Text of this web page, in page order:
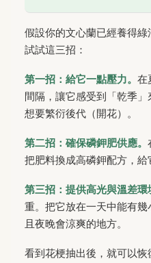
假設你的文心蘭已經養得綠
試試這三招：
第一招：給它一點壓力。 在
間隔，讓它感受到「乾季
想要繁衍後代（開花）。
第二招：確保磷鉀肥供應。
把肥料換成高磷鉀配方，給
第三招：提供高光與溫差環
重。把它放在一天中能有幾
且夜晚會涼爽的地方。
看到花梗抽出後，就可以